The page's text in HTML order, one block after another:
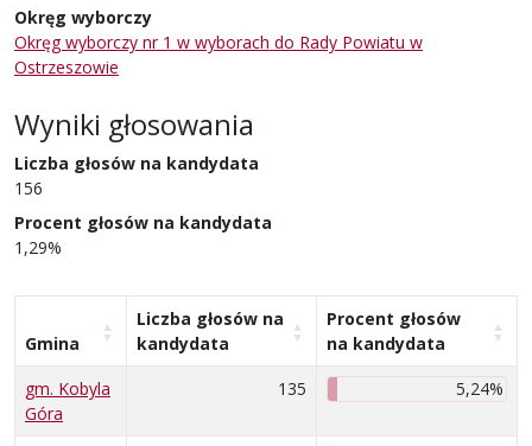
Okręg wyborczy
Okręg wyborczy nr 1 w wyborach do Rady Powiatu w
Ostrzeszowie
Wyniki głosowania
Liczba głosów na kandydata
156
Procent głosów na kandydata
1,29%
Gmina
Liczba głosów na
kandydata
Procent głosów
na kandydata
gm. Kobyla
Góra
135 5,24%